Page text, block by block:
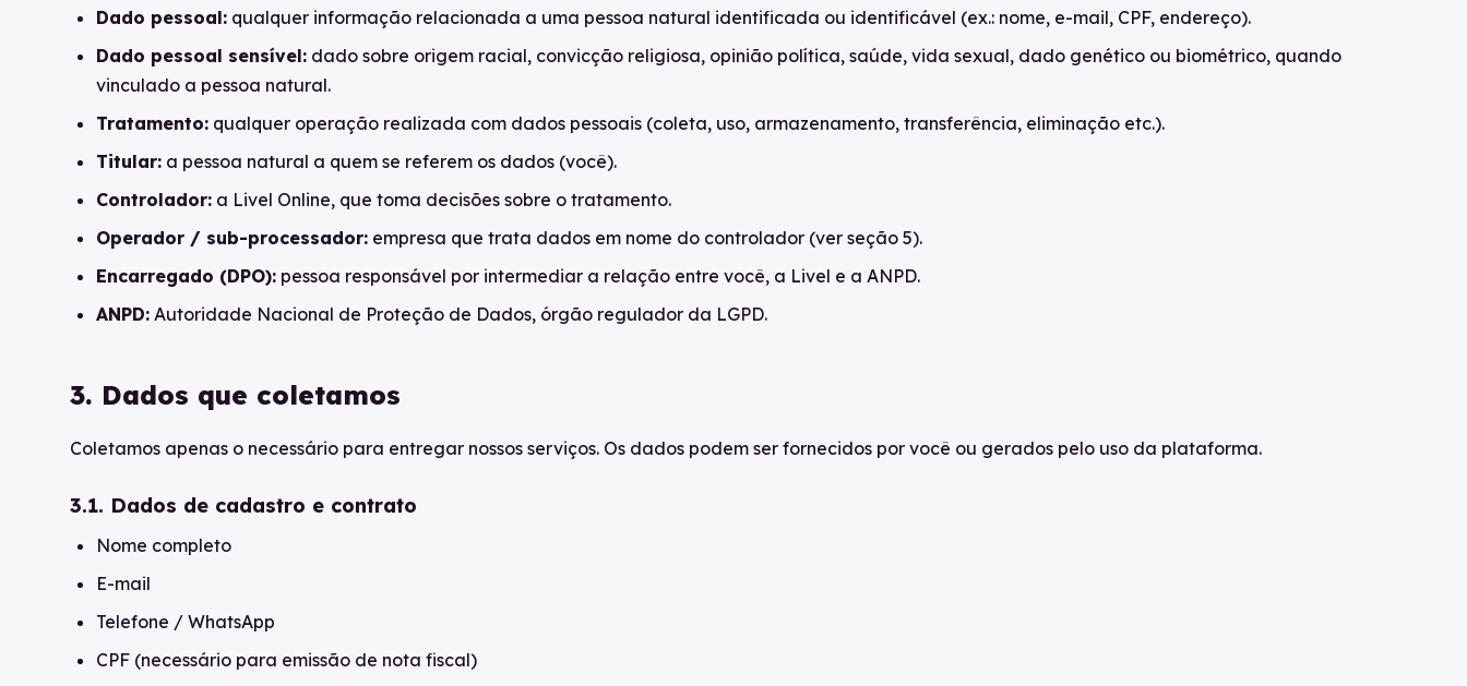
Dado pessoal: qualquer informação relacionada a uma pessoa natural identificada ou identificável (ex.: nome, e-mail, CPF, endereço).
Dado pessoal sensível: dado sobre origem racial, convicção religiosa, opinião política, saúde, vida sexual, dado genético ou biométrico, quando
vinculado a pessoa natural.
Tratamento: qualquer operação realizada com dados pessoais (coleta, uso, armazenamento, transferência, eliminação etc.).
Titular: a pessoa natural a quem se referem os dados (você).
Controlador: a Livel Online, que toma decisões sobre o tratamento.
Operador / sub-processador: empresa que trata dados em nome do controlador (ver seção 5).
Encarregado (DPO): pessoa responsável por intermediar a relação entre você, a Livel e a ANPD.
ANPD: Autoridade Nacional de Proteção de Dados, órgão regulador da LGPD.
3. Dados que coletamos
Coletamos apenas o necessário para entregar nossos serviços. Os dados podem ser fornecidos por você ou gerados pelo uso da plataforma.
3.1. Dados de cadastro e contrato
Nome completo
E-mail
Telefone / WhatsApp
CPF (necessário para emissão de nota fiscal)